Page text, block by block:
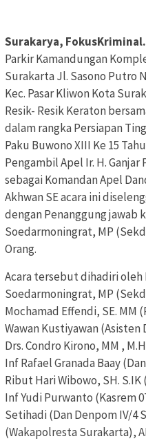
Surakarya,
Parkir Kamandungan
Surakarta Jl. Sasono Putro
Kec. Pasar Kliwon Kota
Resik- Resik Keraton
dalam rangka Persiapan
Paku Buwono XIII Ke 15
Pengambil Apel Ir. H.
sebagai Komandan Apel
Akhwan SE acara ini
dengan Penanggung jawab
Soedarmoningrat, MP
Orang.
Acara tersebut dihadiri oleh
Soedarmoningrat, MP
Mochamad Effendi, SE. MM
Wawan Kustiyawan
Drs. Condro Kirono, MM ,
Inf Rafael Granada Baay
Ribut Hari Wibowo, SH.
Inf Yudi Purwanto (Kasrem
Setihadi (Dan Denpom IV/4
(Wakapolresta Surakarta),